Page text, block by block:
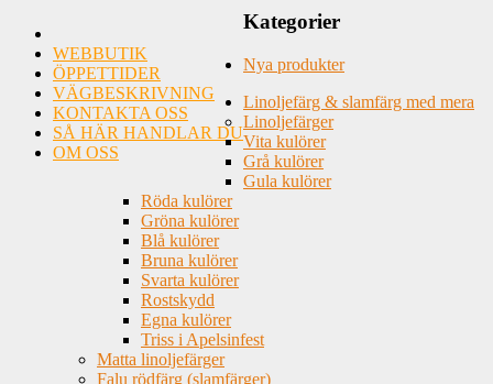
WEBBUTIK
ÖPPETTIDER
VÄGBESKRIVNING
KONTAKTA OSS
SÅ HÄR HANDLAR DU
OM OSS
Kategorier
Nya produkter
Linoljefärg & slamfärg med mera
Linoljefärger
Vita kulörer
Grå kulörer
Gula kulörer
Röda kulörer
Gröna kulörer
Blå kulörer
Bruna kulörer
Svarta kulörer
Rostskydd
Egna kulörer
Triss i Apelsinfest
Matta linoljefärger
Falu rödfärg (slamfärger)